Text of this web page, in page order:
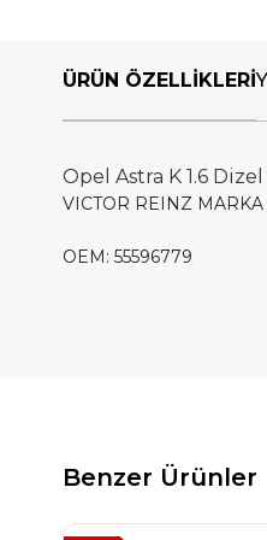
ÜRÜN ÖZELLIKLERI
Opel Astra K 1.6
VICTOR REINZ MARKA
OEM: 55596779
Benzer Ürünler